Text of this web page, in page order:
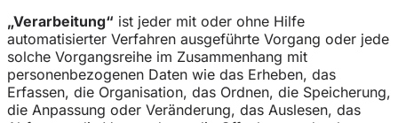
„Verarbeitung“ ist jeder mit oder ohne Hilfe
automatisierter Verfahren ausgeführte Vorgang oder jede
solche Vorgangsreihe im Zusammenhang mit
personenbezogenen Daten wie das Erheben, das
Erfassen, die Organisation, das Ordnen, die Speicherung,
die Anpassung oder Veränderung, das Auslesen, das